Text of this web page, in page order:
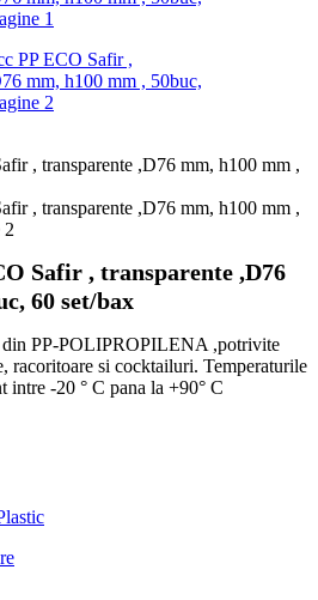
Safir , transparente ,D76
60 set/bax
PP-POLIPROPILENA ,potrivite
racoritoare si cocktailuri. Temperaturile
intre -20 ° C pana la +90° C